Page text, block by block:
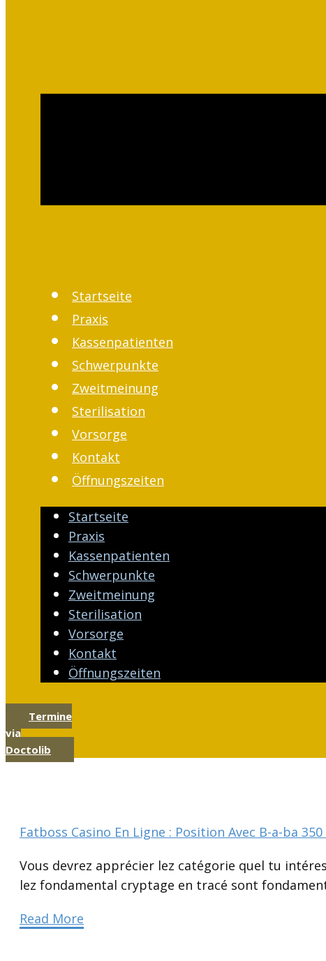
Startseite
Praxis
Kassenpatienten
Schwerpunkte
Zweitmeinung
Sterilisation
Vorsorge
Kontakt
Öffnungszeiten
Startseite
Praxis
Kassenpatienten
Schwerpunkte
Zweitmeinung
Sterilisation
Vorsorge
Kontakt
Öffnungszeiten
Termine
via
Doctolib
Fatboss Casino En Ligne : Position Avec B-a-ba
Vous devrez apprécier lez catégorie quel tu
lez fondamental cryptage en tracé sont
Read More